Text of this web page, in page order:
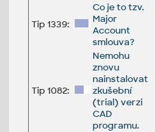
Tip 1339:
Co je to tzv.
Major
Account
smlouva?
Tip 1082:
Nemohu
znovu
nainstalovat
zkušební
(trial) verzi
CAD
programu.